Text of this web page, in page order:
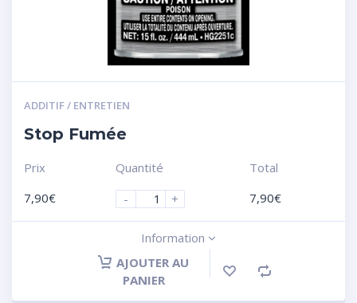
ADDITIF / ENTRETIEN
Stop Fumée
Prix
7,90€
Quantité
-
+
Total
7,90€
Information
AJOUTER AU
PANIER